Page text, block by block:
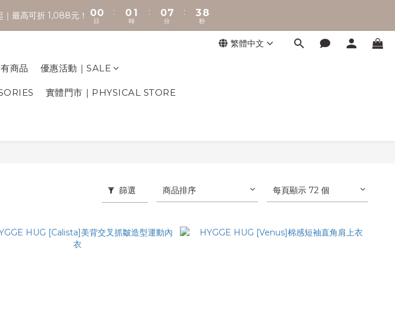
享免運 💨
最高可折 1,088元！
00
日
:
0 1
0
時
:
07
6
1
分
:
3
2
8
7
秒
繁體中文
商品 優惠活動｜SALE
實體門市｜PHYSICAL STORE
篩選 商品排序 每頁顯示 72 個